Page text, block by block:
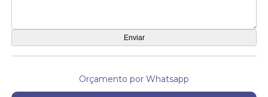
Orçamento por Whatsapp